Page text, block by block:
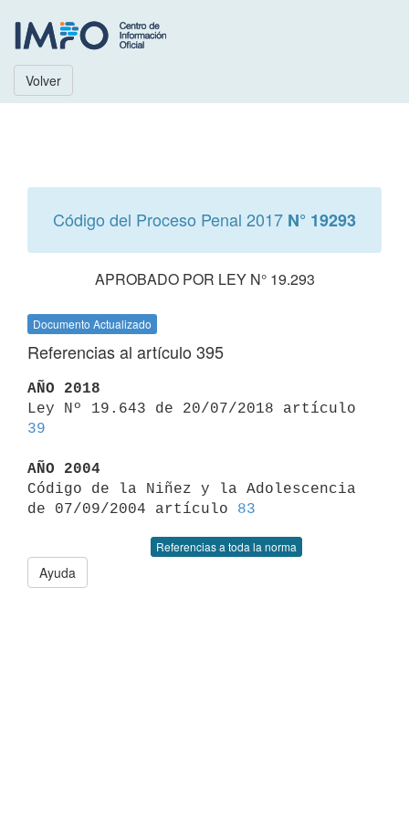
Volver
Código del Proceso Penal 2017 N° 19293
APROBADO POR LEY N° 19.293
Documento Actualizado
Referencias al artículo 395
AÑO 2018
39
AÑO 2004
Código de la Niñez y la Adolescencia
de 07/09/2004 artículo 83
Referencias a toda la norma
Ayuda